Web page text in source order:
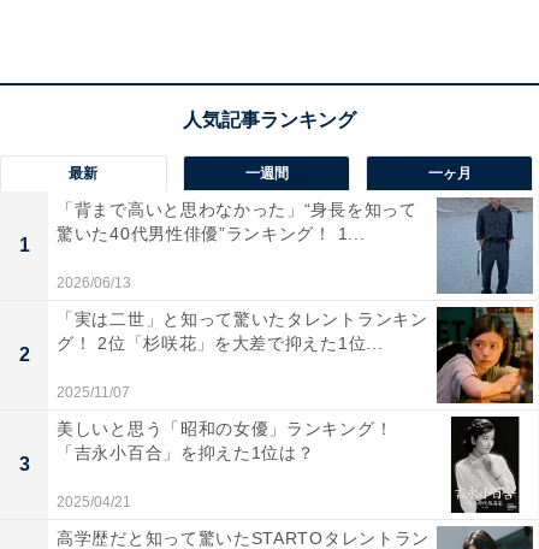
1位：宇奈月温泉／112票
最新 一週間 一ヶ月
1
「背まで高いと思わなかった」“身長を知って
驚いた40代男性俳優”ランキング！ 1...
2026/06/13
2
「実は二世」と知って驚いたタレントランキン
グ！ 2位「杉咲花」を大差で抑えた1位...
2025/11/07
3
美しいと思う「昭和の女優」ランキング！
「吉永小百合」を抑えた1位は？
2025/04/21
高学歴だと知って驚いたSTARTOタレントラン